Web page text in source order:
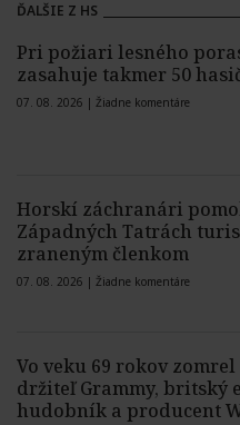
ĎALŠIE Z HS
Pri požiari lesného
zasahuje takmer 50
07. 08. 2026 | Žiadne komentáre
Horskí záchranári
Západných Tatrách
zraneným členkom
07. 08. 2026 | Žiadne komentáre
Vo veku 69 rokov
držiteľ Grammy, britský
hudobník a producent